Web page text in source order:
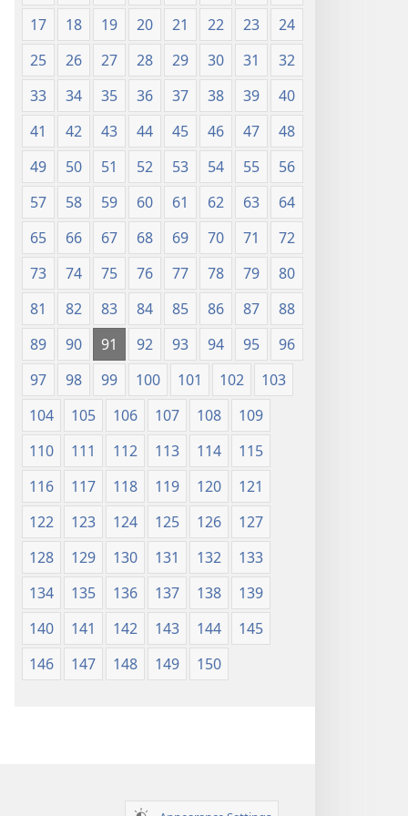
Nsọ
(Nke
Mkpo
Ya
Dị
Fere
Fere)
17
18 19 20 21 22 23
24
25
26 27 28 29 30 31
32
33
34 35 36 37 38 39
40
41
42 43 44 45 46 47
48
49
50 51 52 53 54 55
56
57
58 59 60 61 62 63
64
65
66 67 68 69 70 71
72
73
74 75 76 77 78 79
80
81
82 83 84 85 86 87
88
89
90 91 92 93 94 95
96
97
98 99 100 101 102
103
104
105 106 107 108
109
110
111 112 113 114
115
116
117 118 119 120
121
122
123 124 125 126
127
128
129 130 131 132
133
134
135 136 137 138
139
140
141 142 143 144
145
146
147 148 149 150